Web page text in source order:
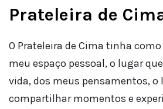
Prateleira de
O Prateleira de Cima tinha
meu espaço pessoal, o lugar
vida, dos meus pensamentos, o
compartilhar momentos e